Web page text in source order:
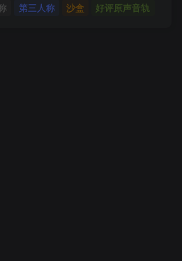
第三人称 沙盒 好评原声音轨